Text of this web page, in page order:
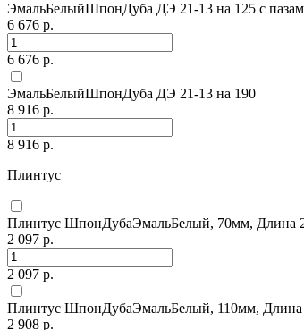
ЭмальБелыйШпонДуба ДЭ 21-13 на 125 с
6 676 р.
6 676 р.
ЭмальБелыйШпонДуба ДЭ 21-13 на 190
8 916 р.
8 916 р.
Плинтус
Плинтус ШпонДубаЭмальБелый, 70мм, Длина
2 097 р.
2 097 р.
Плинтус ШпонДубаЭмальБелый, 110мм, Длина
2 908 р.